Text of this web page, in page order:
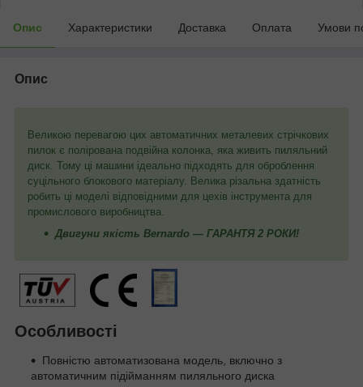
Опис Характеристики Доставка Оплата Умови
Опис
Великою перевагою цих автоматичних металевих стрічкових
пилок є полірована подвійна колонка, яка живить пиляльний
диск. Тому ці машини ідеально підходять для оброблення
суцільного блокового матеріалу. Велика різальна здатність
робить ці моделі відповідними для цехів інструмента для
промислового виробництва.
Двигуни якість Bernardo — ГАРАНТЯ 2 РОКИ!
Особливості
Повністю автоматизована модель, включно з
автоматичним підійманням пиляльного диска